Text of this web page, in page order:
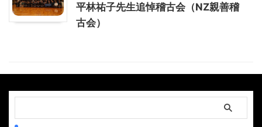
平林祐子先生追悼稽古会（NZ親善稽
古会）